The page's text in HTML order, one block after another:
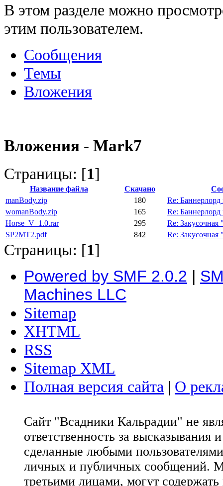
В этом разделе можно
этим пользователем.
Сообщения
Темы
Вложения
Вложения - Mark7
Страницы: [1]
Название файла Скачано
manBody.zip
180
Re:
womanBody.zip
165
Re:
Horse_V_1.0.rar
295
Re:
SP2MT2.pdf
842 Re:
Страницы: [1]
Powered by SMF 2.0.2 |
Machines LLC
Sitemap
XHTML
RSS
Sitemap XML
Полная версия сайта | О
Сайт "Всадники Кальрадии" не
ответственность за
сделанные любыми
личных и публичных сообщений.
третьими лицами, могут